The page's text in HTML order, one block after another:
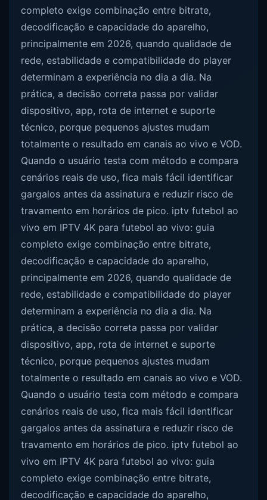
completo exige combinação entre bitrate,
decodificação e capacidade do aparelho,
principalmente em 2026, quando qualidade de
rede, estabilidade e compatibilidade do player
determinam a experiência no dia a dia. Na
prática, a decisão correta passa por validar
dispositivo, app, rota de internet e suporte
técnico, porque pequenos ajustes mudam
totalmente o resultado em canais ao vivo e VOD.
Quando o usuário testa com método e compara
cenários reais de uso, fica mais fácil identificar
gargalos antes da assinatura e reduzir risco de
travamento em horários de pico. iptv futebol ao
vivo em IPTV 4K para futebol ao vivo: guia
completo exige combinação entre bitrate,
decodificação e capacidade do aparelho,
principalmente em 2026, quando qualidade de
rede, estabilidade e compatibilidade do player
determinam a experiência no dia a dia. Na
prática, a decisão correta passa por validar
dispositivo, app, rota de internet e suporte
técnico, porque pequenos ajustes mudam
totalmente o resultado em canais ao vivo e VOD.
Quando o usuário testa com método e compara
cenários reais de uso, fica mais fácil identificar
gargalos antes da assinatura e reduzir risco de
travamento em horários de pico. iptv futebol ao
vivo em IPTV 4K para futebol ao vivo: guia
completo exige combinação entre bitrate,
decodificação e capacidade do aparelho,